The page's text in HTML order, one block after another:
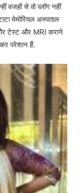
वजहों से वो व्लॉग नहीं
मेमोरियल अस्पताल
टेस्ट और MRI कराने
परेशान हैं.